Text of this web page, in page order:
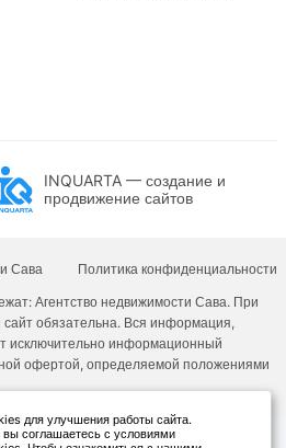
INQUARTA — создание и
продвижение сайтов
Сава Политика конфиденциальности
Агентство недвижимости Сава. При
обязательна. Вся информация,
исключительно информационный
офертой, определяемой положениями
для улучшения работы сайта.
соглашаетесь с условиями